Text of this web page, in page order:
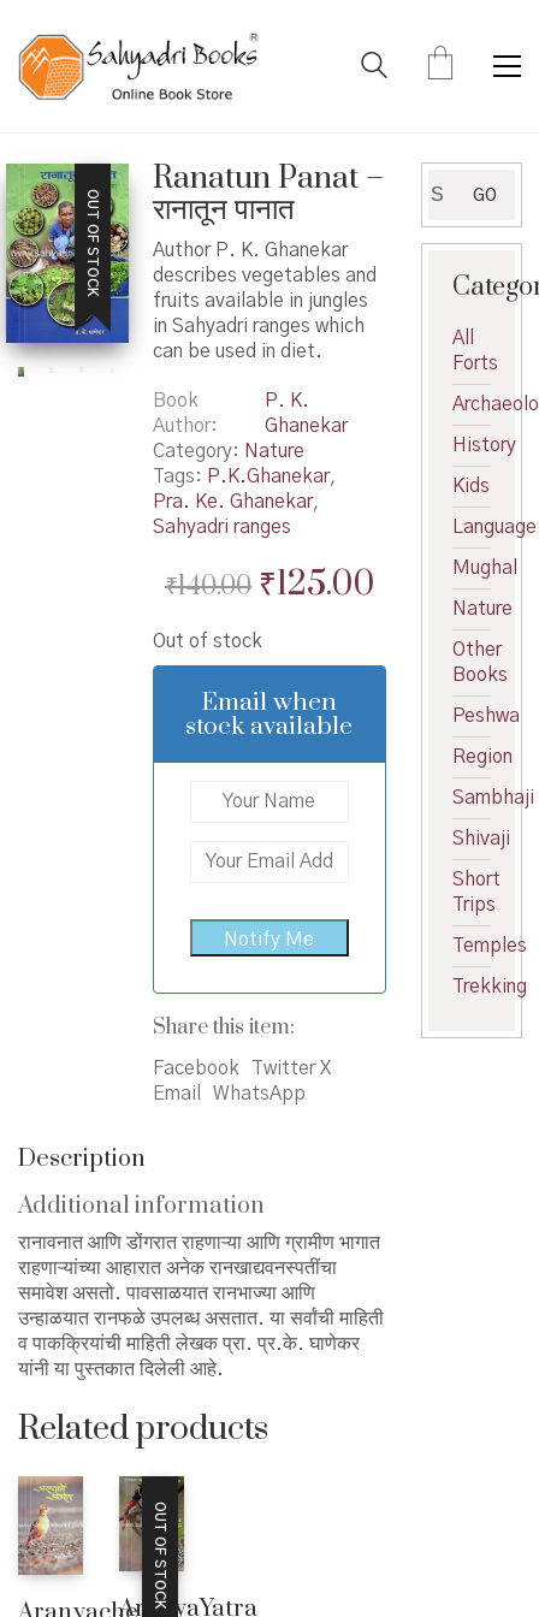
OUT OF STOCK
Ranatun Panat –
रानातून पानात
Author P. K. Ghanekar
describes vegetables and
fruits available in jungles
in Sahyadri ranges which
can be used in diet.
Book
Author
P. K.
Ghanekar
Category: Nature
Tags: P.K.Ghanekar,
Pra. Ke. Ghanekar,
Sahyadri ranges
₹140.00 Original
was:
₹140.00.
₹125.00Current
is:
₹125.00.
Out of stock
Email when
stock available
Share this item:
Facebook
Twitter X
Email
WhatsApp
Description
Additional information
रानावनात आणि डोंगरात राहणाऱ्या आणि ग्रामीण भागात
राहणाऱ्यांच्या आहारात अनेक रानखाद्यवनस्पतींचा
समावेश असतो. पावसाळयात रानभाज्या आणि
उन्हाळयात रानफळे उपलब्ध असतात. या सर्वांची माहिती
व पाकक्रियांची माहिती लेखक प्रा. प्र.के. घाणेकर
यांनी या पुस्तकात दिलेली आहे.
Related products
OUT OF STOCK
AranyaYatra
for:
GO
All
Forts
History
Kids
Language
Mughal
Nature
Other
Books
Peshwa
Region
Sambhaji
Shivaji
Short
Trips
Temples
Trekking